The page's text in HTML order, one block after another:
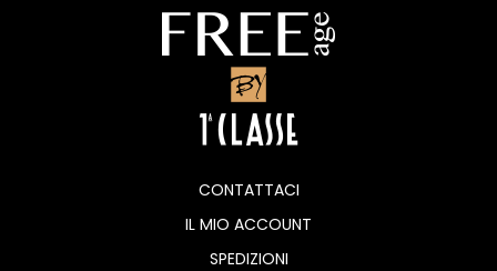
CONTATTACI
IL MIO ACCOUNT
SPEDIZIONI